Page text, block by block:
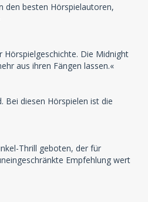
den besten Hörspielautoren,
Hörspielgeschichte. Die Midnight
aus ihren Fängen lassen.«
Bei diesen Hörspielen ist die
Thrill geboten, der für
Empfehlung wert